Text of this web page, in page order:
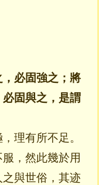
必固強之；將
固與之，是謂
理有所不足。
，然此幾於用
與世俗，其迹